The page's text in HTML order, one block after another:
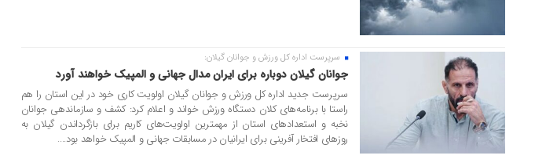
سرپرست اداره کل ورزش و جوانان گیلان:
جوانان گیلان دوباره برای ایران مدال جهانی و المپیک خواهند آورد
سرپرست جدید اداره کل ورزش و جوانان گیلان اولویت‌ کاری خود در این استان را هم
راستا با برنامه‌های کلان دستگاه ورزش خواند و اعلام کرد: کشف و سازماندهی جوانان
نخبه و استعدادهای استان از مهمترین اولویت‌های کاریم برای بازگرداندن گیلان به
روزهای افتخار آفرینی برای ایرانیان در مسابقات جهانی و المپیک خواهد بود....